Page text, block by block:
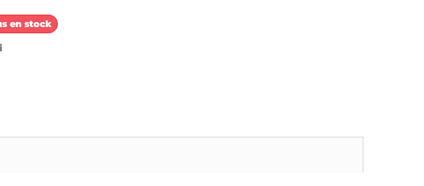
en stock